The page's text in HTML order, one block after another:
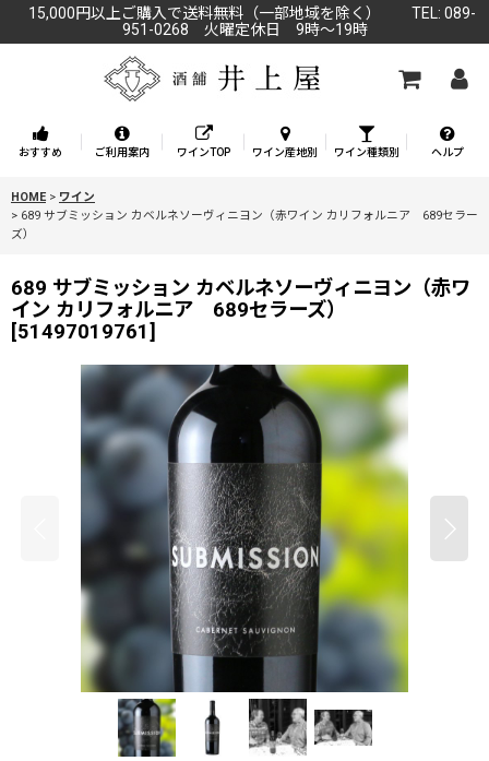
15,000円以上ご購入で送料無料（一部地域を除く） TEL: 089-
951-0268 火曜定休日 9時～19時
おすすめ ご利用案内 ワインTOP ワイン産地別 ワイン種類別 ヘルプ
HOME > ワイン
> 689 サブミッション カベルネソーヴィニヨン（赤ワイン カリフォルニア 689セラー
ズ）
689 サブミッション カベルネソーヴィニヨン（赤ワ
イン カリフォルニア 689セラーズ）
[51497019761]